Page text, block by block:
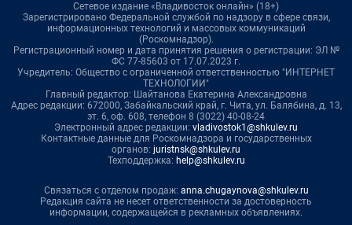
Сетевое издание «Владивосток онлайн» (18+)
Зарегистрировано Федеральной службой по надзору в сфере связи,
информационных технологий и массовых коммуникаций
(Роскомнадзор).
Регистрационный номер и дата принятия решения о регистрации: ЭЛ №
ФС 77-85603 от 17.07.2023 г.
Учредитель: Общество с ограниченной ответственностью "ИНТЕРНЕТ
ТЕХНОЛОГИИ"
Главный редактор: Шайтанова Екатерина Александровна
Адрес редакции: 672000, Забайкальский край, г. Чита, ул. Балябина, д. 13,
эт. 6, оф. 608, телефон 8 (3022) 40-08-24
Электронный адрес редакции: vladivostok1@shkulev.ru
Контактные данные для Роскомнадзора и государственных
органов: juristnsk@shkulev.ru
Техподдержка: help@shkulev.ru
Связаться с отделом продаж: anna.chugaynova@shkulev.ru
Редакция сайта не несет ответственности за достоверность
информации, содержащейся в рекламных объявлениях.